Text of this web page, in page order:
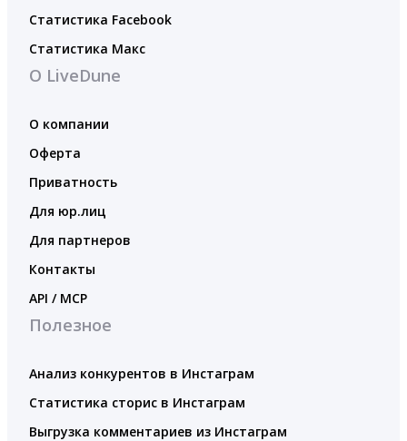
Статистика Facebook
Статистика Макс
О LiveDune
О компании
Оферта
Приватность
Для юр.лиц
Для партнеров
Контакты
API / MCP
Полезное
Анализ конкурентов в Инстаграм
Статистика сторис в Инстаграм
Выгрузка комментариев из Инстаграм